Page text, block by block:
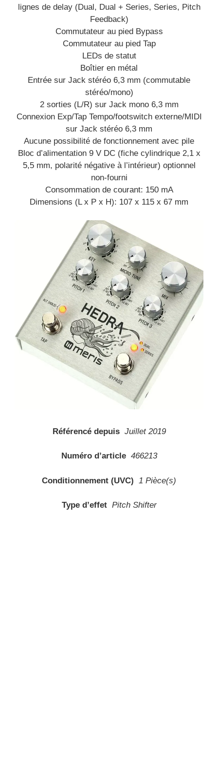
lignes de delay (Dual, Dual + Series, Series, Pitch
Feedback)
Commutateur au pied Bypass
Commutateur au pied Tap
LEDs de statut
Boîtier en métal
Entrée sur Jack stéréo 6,3 mm (commutable
stéréo/mono)
2 sorties (L/R) sur Jack mono 6,3 mm
Connexion Exp/Tap Tempo/footswitch externe/MIDI
sur Jack stéréo 6,3 mm
Aucune possibilité de fonctionnement avec pile
Bloc d’alimentation 9 V DC (fiche cylindrique 2,1 x
5,5 mm, polarité négative à l’intérieur) optionnel
non-fourni
Consommation de courant: 150 mA
Dimensions (L x P x H): 107 x 115 x 67 mm
Référencé depuis Juillet 2019
Numéro d’article 466213
Conditionnement (UVC) 1 Pièce(s)
Type d’effet Pitch Shifter